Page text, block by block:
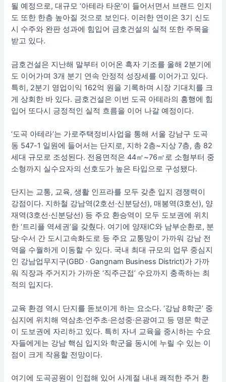
될 예정으로, 대규모 ‘아테라 타운’이 들어서면서 브랜드 인지
도 또한 한층 높아질 것으로 보인다. 이러한 연이은 3기 신도
시 수주와 완판 성과에 힘입어 금호건설의 실적 또한 주목을
받고 있다.
금호건설은 지난해 말부터 이어온 흑자 기조를 올해 2분기에
도 이어가며 3개 분기 연속 안정적 성장세를 이어가고 있다.
특히, 2분기 영업이익 162억 원을 기록하며 시장 기대치를 크
게 상회한 바 있다. 금호건설은 이번 도곡 아테라의 흥행에 힘
입어 또다시 긍정적인 실적 흐름을 이어 나갈 예정이다.
‘도곡 아테라’는 가로주택정비사업을 통해 서울 강남구 도곡
동 547-1 일원에 들어서는 단지로, 지하 2층~지상 7층, 총 82
세대 규모로 조성된다. 전용면적은 44㎡~76㎡로 소형부터 중
소형까지 실수요자의 선호도가 높은 타입으로 구성됐다.
단지는 교통, 교육, 생활 인프라를 모두 갖춘 입지 경쟁력이
강점이다. 지하철 강남역(2호선·신분당선), 매봉역(3호선), 양
재역(3호선·신분당선) 등 주요 환승역이 모두 도보권에 위치
한 ‘트리플 역세권’을 갖췄다. 여기에 양재IC와 남부순환로, 분
당·수서 간 도시고속화도로 등 주요 교통망이 가까워 강남 전
역을 수월하게 이동할 수 있다. 국내 최대 규모의 업무 중심지
인 강남업무지구(GBD · Gangnam Business District)가 가까
워 직장과 주거지가 가까운 ‘직주근접’ 수요까지 충족하는 최
적의 입지다.
교육 환경 역시 단지를 돋보이게 하는 요소다. ‘강남 8학군’ 중
심지에 위치해 역삼초·언주초·은성중·은광여고 등 명문 학군
이 도보권에 자리하고 있다. 특히 자녀 교육을 중시하는 수요
자들에게는 강남 핵심 입지와 학군을 동시에 누릴 수 있는 이
점이 크게 작용할 전망이다.
여기에 도곡공원이 인접해 있어 사계절 내내 쾌적한 주거 환